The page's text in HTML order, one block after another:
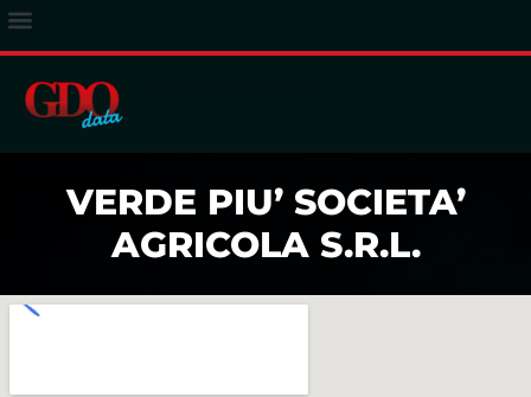
VERDE PIU’ SOCIETA’
AGRICOLA S.R.L.